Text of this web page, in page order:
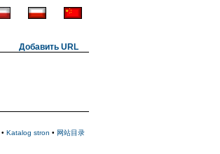
Добавить URL
• Katalog stron • 网站目录